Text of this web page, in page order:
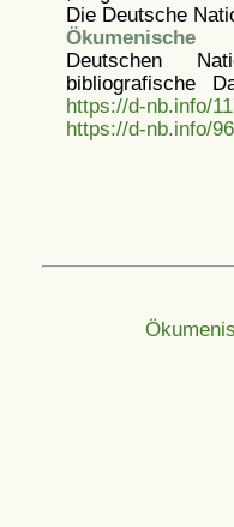
Die Deutsche
Ökumenische
Deutschen
bibliografische
https://d-nb.info/
https://d-nb.info/